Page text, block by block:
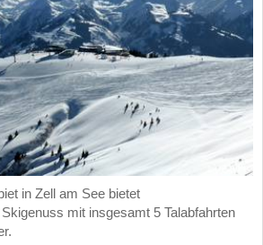
in Zell am See bietet
mit insgesamt 5 Talabfahrten